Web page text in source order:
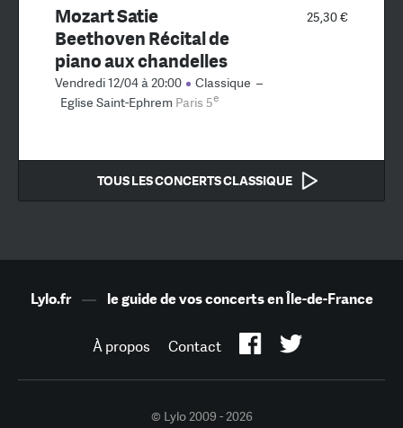
25,30 €
Mozart Satie
Beethoven Récital de
piano aux chandelles
Vendredi 12/04 à 20:00 Classique –
Eglise Saint-Ephrem Paris 5e
TOUS LES CONCERTS CLASSIQUE
Lylo.fr— le guide de vos concerts en Île-de-France
À propos Contact
© Lylo 2009 - 2026